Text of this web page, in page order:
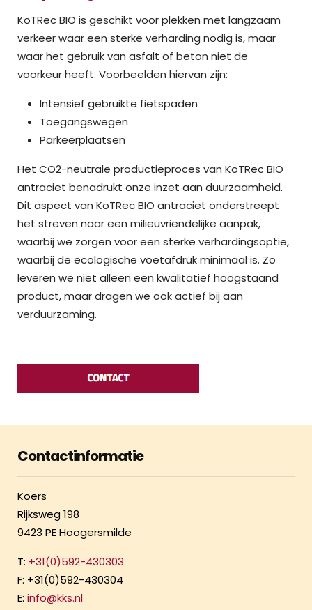
KoTRec BIO is geschikt voor plekken met langzaam
verkeer waar een sterke verharding nodig is, maar
waar het gebruik van asfalt of beton niet de
voorkeur heeft. Voorbeelden hiervan zijn:
Intensief gebruikte fietspaden
Toegangswegen
Parkeerplaatsen
Het CO2-neutrale productieproces van KoTRec BIO
antraciet benadrukt onze inzet aan duurzaamheid.
Dit aspect van KoTRec BIO antraciet onderstreept
het streven naar een milieuvriendelijke aanpak,
waarbij we zorgen voor een sterke verhardingsoptie,
waarbij de ecologische voetafdruk minimaal is. Zo
leveren we niet alleen een kwalitatief hoogstaand
product, maar dragen we ook actief bij aan
verduurzaming.
Contactinformatie
Koers
Rijksweg 198
9423 PE Hoogersmilde
T: +31(0)592-430303
F: +31(0)592-430304
E: info@kks.nl